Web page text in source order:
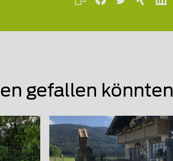
gefallen könnten